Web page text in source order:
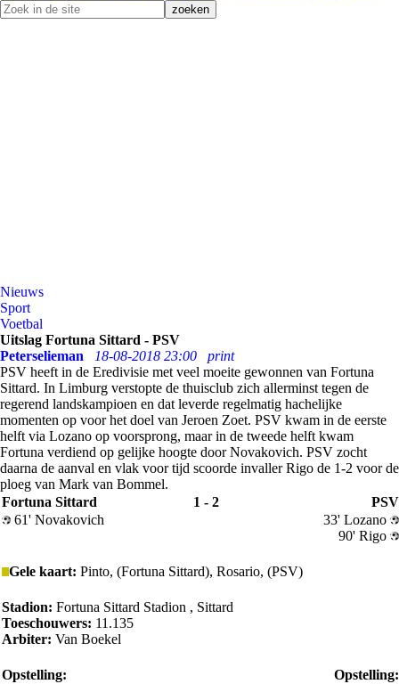
Nieuws
Sport
Voetbal
Uitslag Fortuna Sittard - PSV
Peterselieman
18-08-2018 23:00
print
PSV heeft in de Eredivisie met veel moeite gewonnen van Fortuna
Sittard. In Limburg verstopte de thuisclub zich allerminst tegen de
regerend landskampioen en dat leverde regelmatig hachelijke
momenten op voor het doel van Jeroen Zoet. PSV kwam in de eerste
helft via Lozano op voorsprong, maar in de tweede helft kwam
Fortuna verdiend op gelijke hoogte door Novakovich. PSV zocht
daarna de aanval en vlak voor tijd scoorde invaller Rigo de 1-2 voor de
ploeg van Mark van Bommel.
Fortuna Sittard
1 - 2
PSV
61' Novakovich
33' Lozano
90' Rigo
Gele kaart: Pinto, (Fortuna Sittard), Rosario, (PSV)
Stadion: Fortuna Sittard Stadion , Sittard
Toeschouwers: 11.135
Arbiter: Van Boekel
Opstelling:
Opstelling: